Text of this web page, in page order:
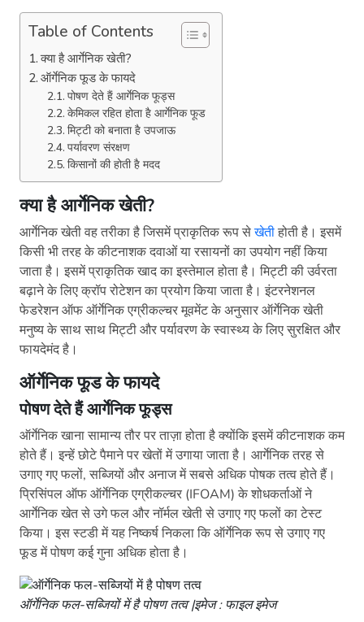
Table of Contents
क्या है आर्गेनिक खेती?
ऑर्गेनिक फूड के फायदे
पोषण देते हैं आर्गेनिक फूड्स
केमिकल रहित होता है आर्गेनिक फूड
मिट्टी को बनाता है उपजाऊ
पर्यावरण संरक्षण
किसानों की होती है मदद
क्या है आर्गेनिक खेती?
आर्गेनिक खेती वह तरीका है जिसमें प्राकृतिक रूप सेखेतीहोती है। इसमें
किसी भी तरह के कीटनाशक दवाओं या रसायनों का उपयोग नहीं किया
जाता है। इसमें प्राकृतिक खाद का इस्तेमाल होता है। मिट्टी की उर्वरता
बढ़ाने के लिए क्रॉप रोटेशन का प्रयोग किया जाता है। इंटरनेशनल
फेडरेशन ऑफ ऑर्गेनिक एग्रीकल्चर मूवमेंट के अनुसार ऑर्गेनिक खेती
मनुष्य के साथ साथ मिट्टी और पर्यावरण के स्वास्थ्य के लिए सुरक्षित और
फायदेमंद है।
ऑर्गेनिक फूड के फायदे
पोषण देते हैं आर्गेनिकफूड्स
ऑर्गेनिक खाना सामान्य तौर पर ताज़ा होता है क्योंकि इसमें कीटनाशक कम
होते हैं। इन्हें छोटे पैमाने पर खेतों में उगाया जाता है। आर्गेनिक तरह से
उगाए गए फलों, सब्जियों और अनाज में सबसे अधिक पोषक तत्व होते हैं।
प्रिसिंपल ऑफ ऑर्गेनिक एग्रीकल्चर (IFOAM) के शोधकर्ताओं ने
आर्गेनिक खेत से उगे फल और नॉर्मल खेती से उगाए गए फलों का टेस्ट
किया। इस स्टडी में यह निष्कर्ष निकला कि ऑर्गेनिक रूप से उगाए गए
फूड में पोषण कई गुना अधिक होता है।
ऑर्गेनिक फल-सब्जियों में है पोषण तत्व |इमेज : फाइल इमेज